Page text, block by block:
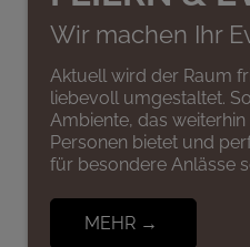
Wir machen Ihr
Aktuell wird der Raum
liebevoll umgestaltet.
Ambiente, das
Personen bietet und
für besondere Anlässe
MEHR →